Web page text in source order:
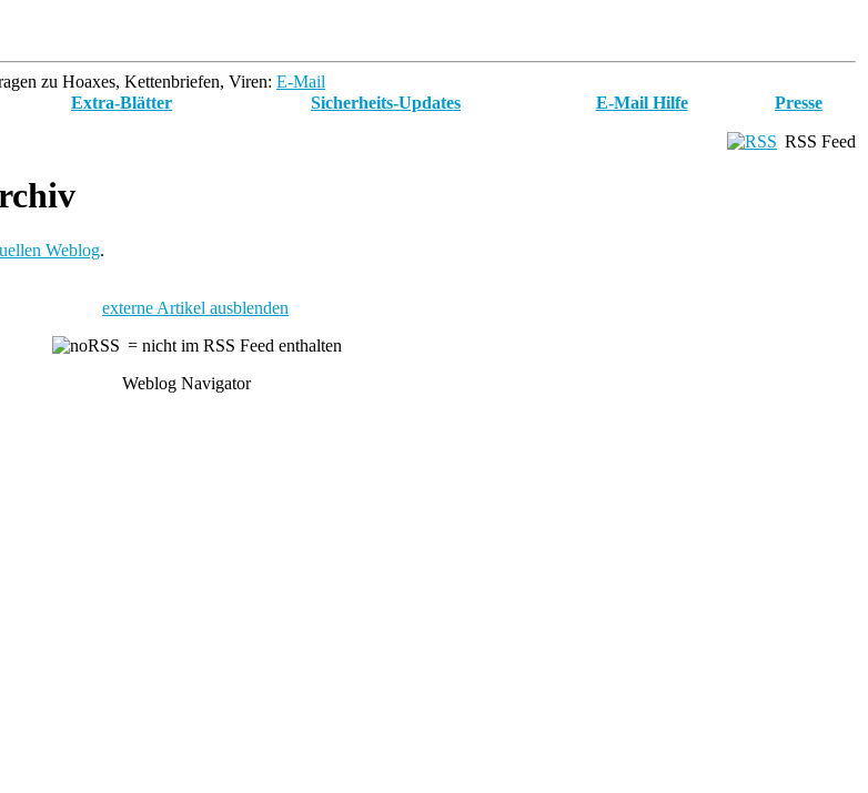
zu Hoaxes, Kettenbriefen, Viren: E-Mail
Extra-Blätter Sicherheits-Updates E-Mail Hilfe Presse
RSS Feed
Weblog.
externe Artikel ausblenden
= nicht im RSS Feed enthalten
Weblog Navigator